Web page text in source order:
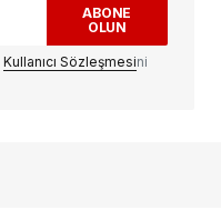
ABONE
OLUN
Kullanıcı Sözleşmesini